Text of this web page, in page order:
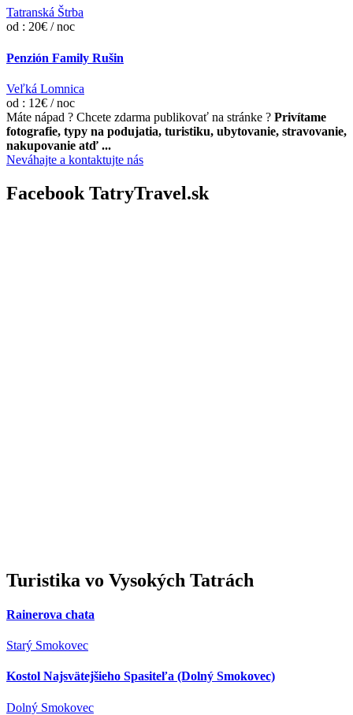
Tatranská Štrba
od : 20€ / noc
Penzión Family Rušin
Veľká Lomnica
od : 12€ / noc
Máte nápad ? Chcete zdarma publikovať na stránke ? Privítame
fotografie, typy na podujatia, turistiku, ubytovanie, stravovanie,
nakupovanie atď ...
Neváhajte a kontaktujte nás
Facebook TatryTravel.sk
Turistika vo Vysokých Tatrách
Rainerova chata
Starý Smokovec
Kostol Najsvätejšieho Spasiteľa (Dolný Smokovec)
Dolný Smokovec